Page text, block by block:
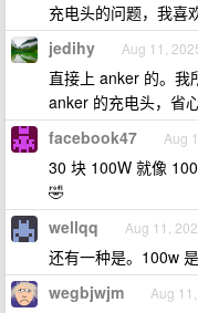
充电头的问题，我喜
jedihy Aug 11,
直接上 anker 的。我
anker 的充电头，省心
facebook47 Aug
30 块 100W 就像
🤣
wellqq Aug 11,
还有一种是。100w
wegbjwjm Aug